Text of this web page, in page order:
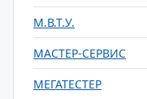
М.В.Т.У.
МАСТЕР-СЕРВИС
МЕГАТЕСТЕР